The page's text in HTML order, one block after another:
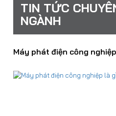
TIN TỨC
NGÀNH
Máy phát điện công